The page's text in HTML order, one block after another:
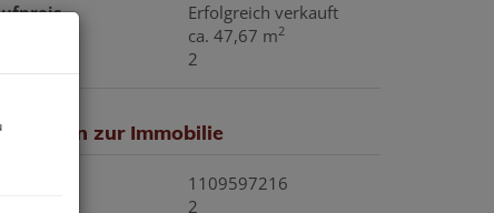
Erfolgreich verkauft
ca. 47,67 m2
2
zur Immobilie
1109597216
2